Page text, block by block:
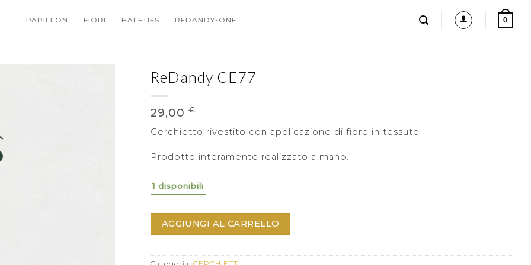
PAPILLON FIORI HALFTIES REDANDY-ONE 0
ReDandy CE77
29,00 €
Cerchietto rivestito con applicazione di fiore in tessuto
Prodotto interamente realizzato a mano.
1 disponibili
AGGIUNGI AL CARRELLO